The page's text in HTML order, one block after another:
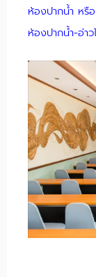
ห้องปากน้ำ ห
ห้องปากน้ำ-อ่า